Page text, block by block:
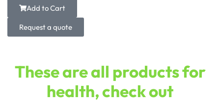
Add to Cart
Request a quote
These are all products for
health, check out